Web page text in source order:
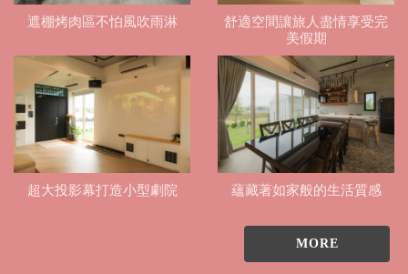
遮棚烤肉區不怕風吹雨淋
舒適空間讓旅人盡情享受完
美假期
超大投影幕打造小型劇院 蘊藏著如家般的生活質感
MORE